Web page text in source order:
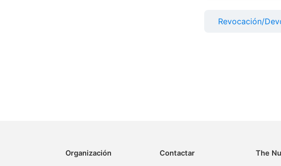
Revocación/
Organización
Contactar
The